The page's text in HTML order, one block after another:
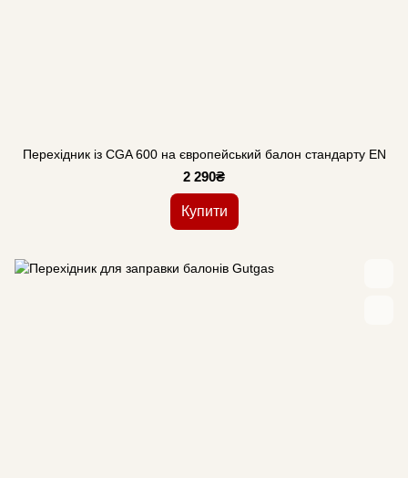
Перехідник із CGA 600 на європейський балон стандарту EN
2 290₴
Купити